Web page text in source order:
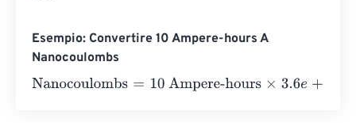
Esempio: Convertire 10 Ampere-hours A
Nanocoulombs
Nanocoulombs=10 Ampere-hours×3.6e+ 12 =